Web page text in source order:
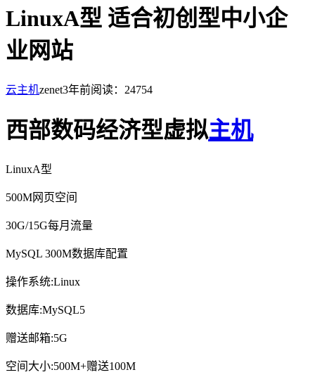
LinuxA型 适合初创型中小企
业网站
云主机zenet3年前阅读：24754
西部数码经济型虚拟主机
LinuxA型
500M网页空间
30G/15G每月流量
MySQL 300M数据库配置
操作系统:Linux
数据库:MySQL5
赠送邮箱:5G
空间大小:500M+赠送100M